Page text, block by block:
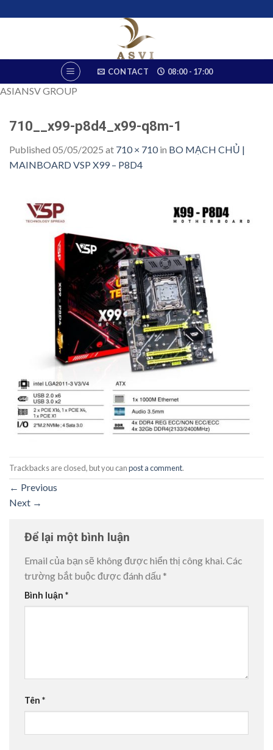
CONTACT 08:00 - 17:00
ASIANSV GROUP
710__x99-p8d4_x99-q8m-1
Published 05/05/2025 at 710 × 710in BO MẠCH CHỦ |
MAINBOARD VSP X99 – P8D4
Trackbacks are closed, but you canpost a comment.
← Previous
Next →
Để lại một bình luận
Email của bạn sẽ không được hiển thị công khai.Các
trường bắt buộc được đánh dấu *
Bình luận *
Tên *